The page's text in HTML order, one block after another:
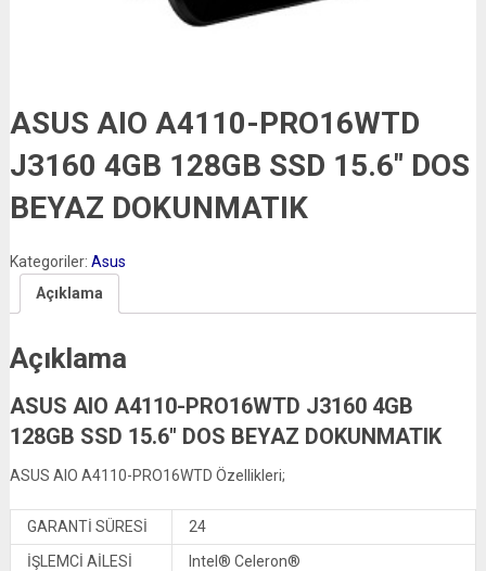
ASUS AIO A4110-PRO16WTD
J3160 4GB 128GB SSD 15.6″ DOS
BEYAZ DOKUNMATIK
Kategoriler: Asus
Açıklama
Açıklama
ASUS AIO A4110-PRO16WTD J3160 4GB
128GB SSD 15.6″ DOS BEYAZ DOKUNMATIK
ASUS AIO A4110-PRO16WTD Özellikleri;
GARANTİ SÜRESİ
24
İŞLEMCİ AİLESİ
Intel® Celeron®